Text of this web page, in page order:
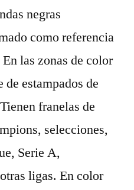
negras
como referencia
las zonas de color
de estampados de
franelas de
selecciones,
Serie A,
ligas. En color